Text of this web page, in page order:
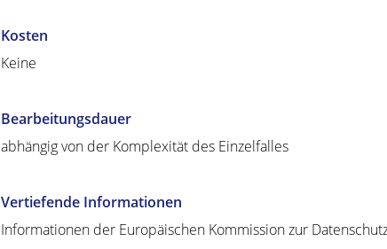
Kosten
Keine
Bearbeitungsdauer
abhängig von der Komplexität des Einzelfalles
Vertiefende Informationen
Informationen der Europäischen Kommission zur